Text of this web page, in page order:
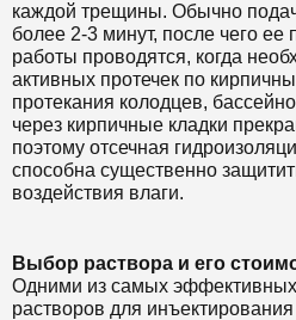
каждой трещины. Обычно
более 2-3 минут, после чего
работы проводятся, когда
активных протечек по
протекания колодцев,
через кирпичные кладки
поэтому отсечная
способна существенно
воздействия влаги.
Выбор раствора и его
Одними из самых
растворов для